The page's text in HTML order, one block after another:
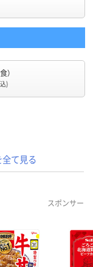
）
)
て見る
スポンサー